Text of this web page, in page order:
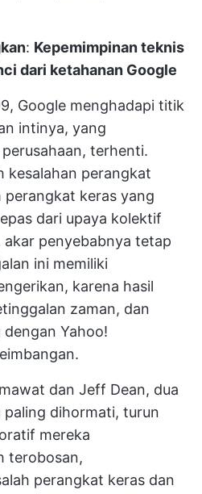
: Kepemimpinan teknis
dari ketahanan Google
Google menghadapi titik
intinya, yang
terhenti.
kesalahan perangkat
perangkat keras yang
dari upaya kolektif
penyebabnya tetap
ini memiliki
karena hasil
zaman, dan
Yahoo!
dan Jeff Dean, dua
paling dihormati, turun
mereka
terobosan,
perangkat keras dan